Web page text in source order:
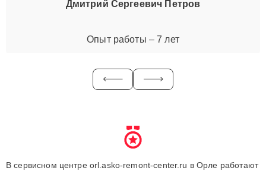
Дмитрий Сергеевич Петров
Опыт работы – 7 лет
В сервисном центре orl.asko-remont-center.ru в Орле работают